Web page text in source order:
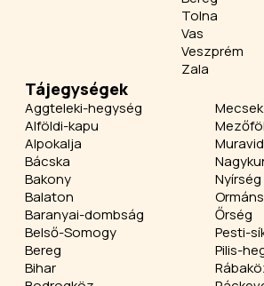
Tolna
Vas
Veszprém
Zala
Tájegységek
Aggteleki-hegység
Alföldi-kapu
Alpokalja
Bácska
Bakony
Balaton
Baranyai-dombság
Belső-Somogy
Bereg
Bihar
Mecsek
Nyírség
Őrség
Pesti-
Pilis-